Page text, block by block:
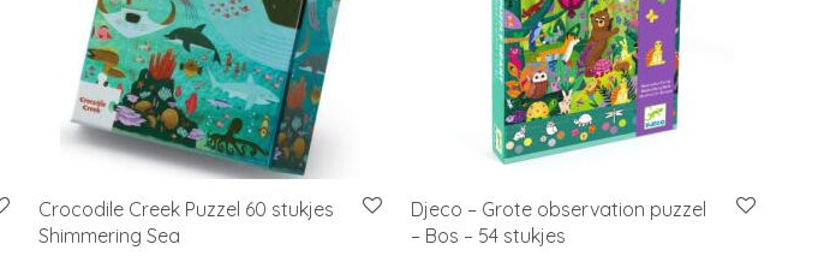
Crocodile Creek Puzzel 60 stukjes
Shimmering Sea
Djeco – Grote observation puzzel
– Bos – 54 stukjes